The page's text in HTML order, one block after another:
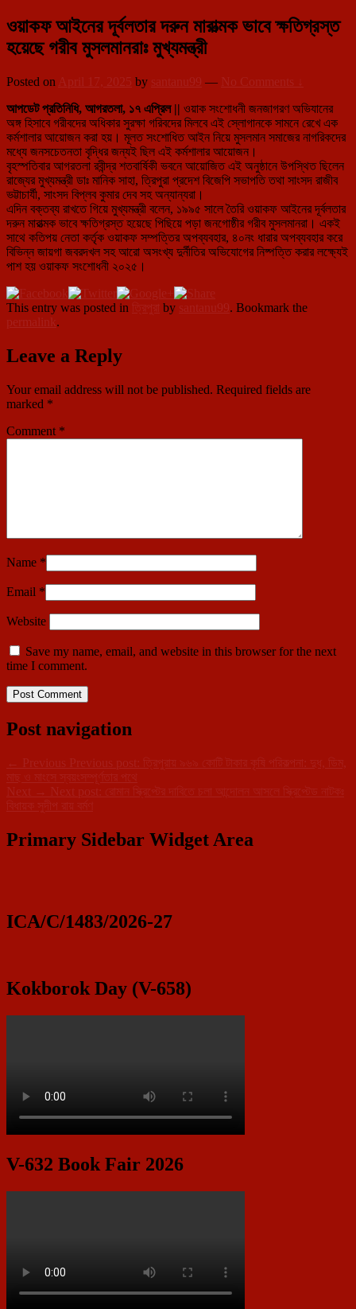
ওয়াকফ আইনের দূর্বলতার দরুন মারাত্মক ভাবে ক্ষতিগ্রস্ত
হয়েছে গরীব মুসলমানরাঃ মুখ্যমন্ত্রী
Posted on April 17, 2025 by santanu99 — No Comments ↓
আপডেট প্রতিনিধি, আগরতলা, ১৭ এপ্রিল || ওয়াক সংশোধনী জনজাগরণ অভিযানের
অঙ্গ হিসাবে গরীবদের অধিকার সুরক্ষা গরিবদের মিলবে এই স্লোগানকে সামনে রেখে এক
কর্মশালার আয়োজন করা হয়। মূলত সংশোধিত আইন নিয়ে মুসলমান সমাজের নাগরিকদের
মধ্যে জনসচেতনতা বৃদ্ধির জন্যই ছিল এই কর্মশালার আয়োজন।
বৃহস্পতিবার আগরতলা রবীন্দ্র শতবার্ষিকী ভবনে আয়োজিত এই অনুষ্ঠানে উপস্থিত ছিলেন
রাজ্যের মুখ্যমন্ত্রী ডাঃ মানিক সাহা, ত্রিপুরা প্রদেশ বিজেপি সভাপতি তথা সাংসদ রাজীব
ভট্টাচার্যী, সাংসদ বিপ্লব কুমার দেব সহ অন্যান্যরা।
এদিন বক্তব্য রাখতে গিয়ে মুখ্যমন্ত্রী বলেন, ১৯৯৫ সালে তৈরি ওয়াকফ আইনের দূর্বলতার
দরুন মারাত্মক ভাবে ক্ষতিগ্রস্ত হয়েছে পিছিয়ে পড়া জনগোষ্ঠীর গরীব মুসলমানরা। একই
সাথে কতিপয় নেতা কর্তৃক ওয়াকফ সম্পত্তির অপব্যবহার, ৪০নং ধারার অপব্যবহার করে
বিভিন্ন জায়গা জবরদখল সহ আরো অসংখ্য দুর্নীতির অভিযোগের নিষ্পত্তি করার লক্ষ্যেই
পাশ হয় ওয়াকফ সংশোধনী ২০২৫।
This entry was posted in ত্রিপুরা by santanu99. Bookmark the
permalink.
Leave a Reply
Your email address will not be published. Required fields are
marked *
Comment *
Name *
Email *
Website
Save my name, email, and website in this browser for the next
time I comment.
Post navigation
← Previous Previous post:
ত্রিপুরায় ৯৬৯ কোটি টাকার কৃষি পরিকল্পনা: দুধ, ডিম,
মাছ ও মাংসে স্বয়ংসম্পূর্ণতার পথে
Next → Next post:
রোমান স্ক্রিপ্টের দাবিতে চলা আন্দোলন আসলে স্ক্রিপ্টেড নাটকঃ
বিধায়ক সুদীপ রায় বর্মণ
Primary Sidebar Widget Area
ICA/C/1483/2026-27
Kokborok Day (V-658)
V-632 Book Fair 2026